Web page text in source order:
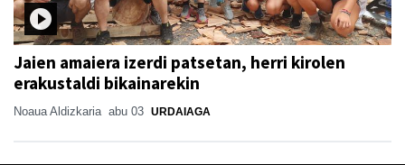
Jaien amaiera izerdi patsetan, herri kirolen
erakustaldi bikainarekin
Noaua Aldizkaria abu 03 URDAIAGA